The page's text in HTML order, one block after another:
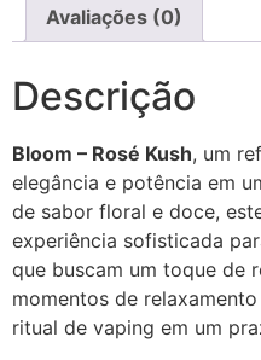
Avaliações (0)
Descrição
Bloom – Rosé Kush, um
elegância e potência em
de sabor floral e doce,
experiência sofisticada
que buscam um toque de
momentos de
ritual de vaping em um